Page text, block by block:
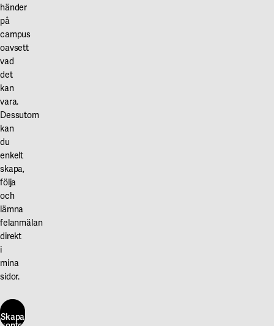
händer
på
campus
oavsett
vad
det
kan
vara.
Dessutom
kan
du
enkelt
skapa,
följa
och
lämna
felanmälan
direkt
i
mina
sidor.
Skapa